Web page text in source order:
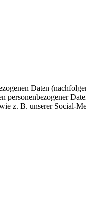
Daten
z. B. unserer Social-